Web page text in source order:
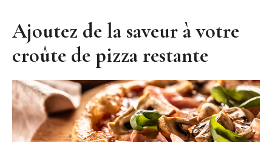
Ajoutez de la saveur à votre
croûte de pizza restante